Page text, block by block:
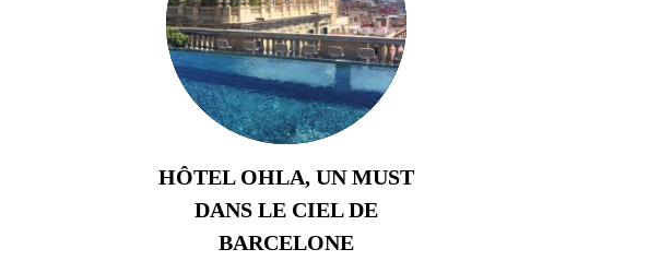
HÔTEL OHLA, UN MUST
DANS LE CIEL DE
BARCELONE